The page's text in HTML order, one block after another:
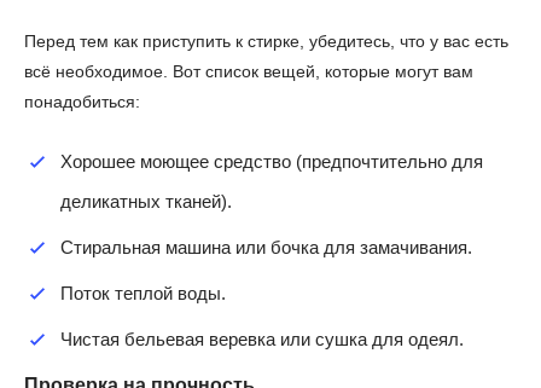
Перед тем как приступить к стирке, убедитесь, что у вас есть
всё необходимое. Вот список вещей, которые могут вам
понадобиться:
Хорошее моющее средство (предпочтительно для
деликатных тканей).
Стиральная машина или бочка для замачивания.
Поток теплой воды.
Чистая бельевая веревка или сушка для одеял.